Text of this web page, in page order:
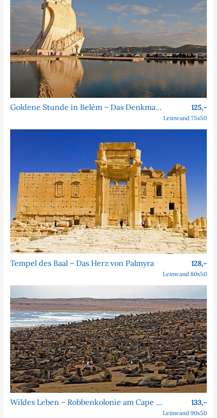
Goldene Stunde in Belém – Das Denkmal der Entdeckungen 125,-
Leinwand 75x50
Tempel des Baal – Das Herz von Palmyra 128,-
Leinwand 80x50
Wildes Leben – Robbenkolonie am Cape Cross 133,-
Leinwand 90x50